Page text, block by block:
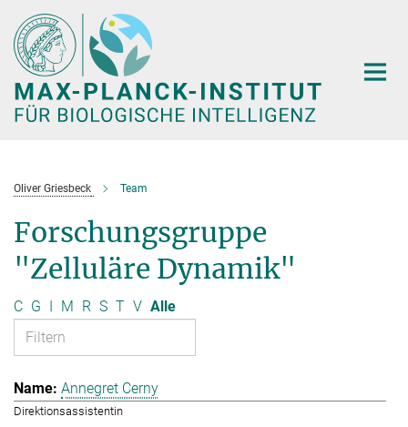
Hauptinhalt
Oliver Griesbeck Team
Forschungsgruppe
"Zelluläre Dynamik"
C G I M R S T V Alle
Annegret Cerny
Direktionsassistentin